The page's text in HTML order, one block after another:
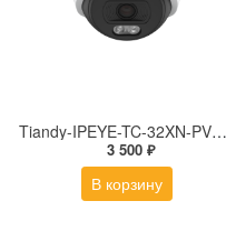
Tiandy-IPEYE-TC-32XN-PVZ 2Мп купольная «турель» IP камера с фиксированным объективом, серия SPARK со встроенным агентом IPEYE для ПВЗ
3 500 ₽
В корзину